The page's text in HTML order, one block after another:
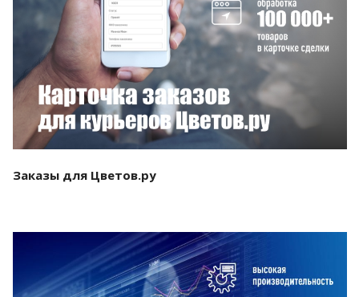
Смотреть проект
Заказы для Цветов.ру